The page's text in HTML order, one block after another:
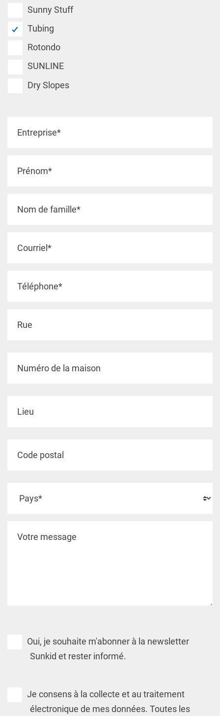
Sunny Stuff
Tubing
Rotondo
SUNLINE
Dry Slopes
Oui, je souhaite m'abonner à la newsletter
Sunkid et rester informé.
Je consens à la collecte et au traitement
électronique de mes données. Toutes les